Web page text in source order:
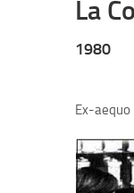
La
1980
Ex-aequo